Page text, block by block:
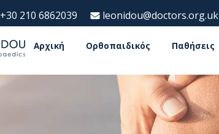
+30 210 6862039 leonidou@doctors.org.uk
Αρχική Ορθοπαιδικός Παθήσεις